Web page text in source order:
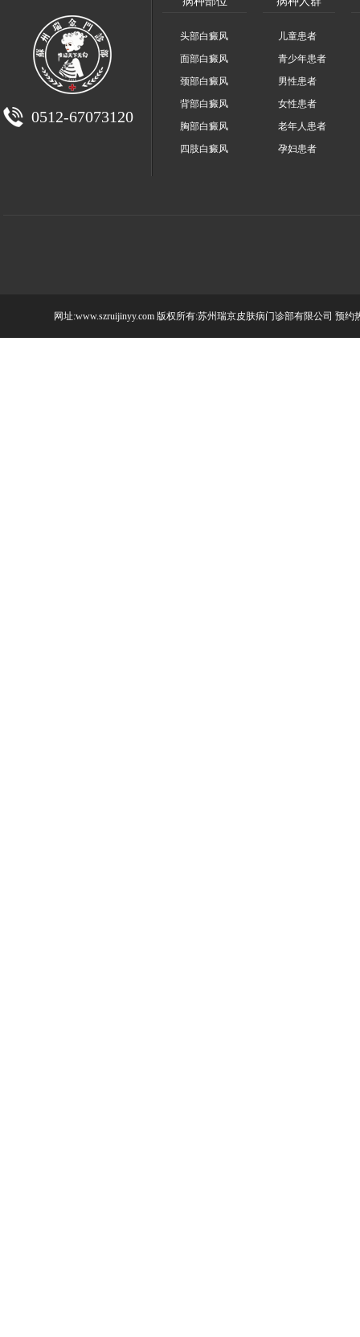
0512-67073120
头部白癜风
面部白癜风
颈部白癜风
背部白癜风
胸部白癜风
四肢白癜风
儿童患者
青少年患者
男性患者
女性患者
老年人患者
孕妇患者
网址:www.szruijinyy.com 版权所有:苏州瑞京皮肤病门诊部有限公司 预约